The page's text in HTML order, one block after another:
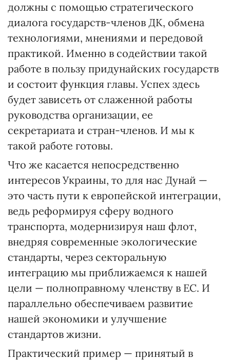
должны с помощью стратегического
диалога государств-членов ДК, обмена
технологиями, мнениями и передовой
практикой. Именно в содействии такой
работе в пользу придунайских государств
и состоит функция главы. Успех здесь
будет зависеть от слаженной работы
руководства организации, ее
секретариата и стран-членов. И мы к
такой работе готовы.
Что же касается непосредственно
интересов Украины, то для нас Дунай —
это часть пути к европейской интеграции,
ведь реформируя сферу водного
транспорта, модернизируя наш флот,
внедряя современные экологические
стандарты, через секторальную
интеграцию мы приближаемся к нашей
цели — полноправному членству в ЕС. И
параллельно обеспечиваем развитие
нашей экономики и улучшение
стандартов жизни.
Практический пример — принятый в